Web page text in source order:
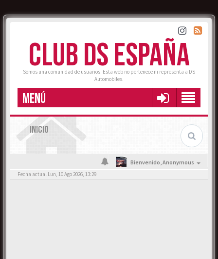
CLUB DS ESPAÑA
Somos una comunidad de usuarios. Esta web no pertenece ni representa a DS
Automobiles.
MENÚ
INICIO
Bienvenido,Anonymous
Fecha actual Lun, 10 Ago 2026, 13:29